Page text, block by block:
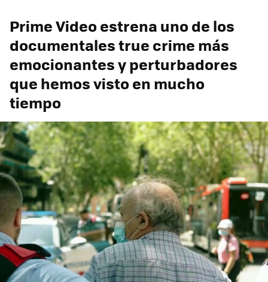
Prime Video estrena uno de los
documentales true crime más
emocionantes y perturbadores
que hemos visto en mucho
tiempo